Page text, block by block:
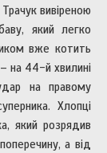
вивіреною
який легко
вже котить
на 44-й хвилині
на правому
Хлопці
який розрядив
а від